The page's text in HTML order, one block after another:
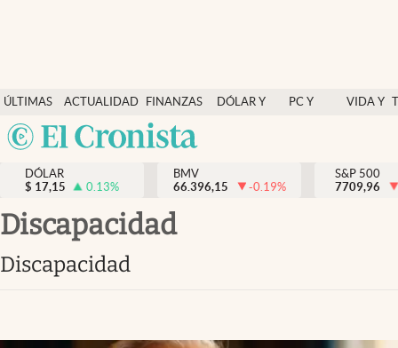
ÚLTIMAS
NOTICIAS
ACTUALIDAD
FINANZAS
Y
ECONOMÍA
DÓLAR Y
PC Y
VIDA Y
México
Actualidad
Finanzas y economía
Dólar y mercados
Opinión
Brand Strategy
Vida y estilo
DÓLAR
$ 17,15 0.13%
BMV
66.396,15
-0.19%
S&P 500
7709,96
discapacidad
discapacidad